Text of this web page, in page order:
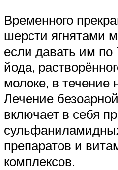
Временного
шерсти ягнятами
если давать им по
йода,
молоке, в течение
Лечение
включает в себя
препаратов и
комплексов.